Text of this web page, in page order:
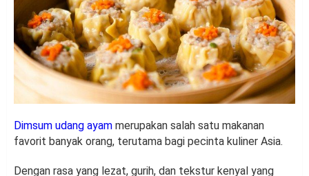
Dimsum udang ayam merupakan salah satu makanan
favorit banyak orang, terutama bagi pecinta kuliner Asia.
Dengan rasa yang lezat, gurih, dan tekstur kenyal yang